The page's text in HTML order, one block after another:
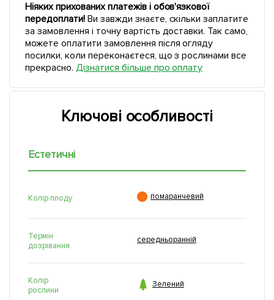
Ніяких прихованих платежів і обов'язкової
передоплати!Ви завжди знаєте, скільки заплатите
за замовлення і точну вартість доставки. Так само,
можете оплатити замовлення після огляду
посилки, коли переконаєтеся, що з рослинами все
прекрасно. Дізнатися більше про оплату
Ключові особливості
Естетичні
Колір плоду  помаранчевий
Термін
дозрівання
середньоранній
Колір
рослини
 Зелений